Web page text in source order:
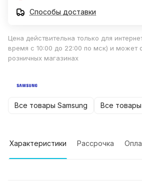
Способы доставки
Цена действительна только для
время с 10:00 до 22:00 по мск) и может
розничных магазинах
Все товары Samsung Все товары
Характеристики Рассрочка